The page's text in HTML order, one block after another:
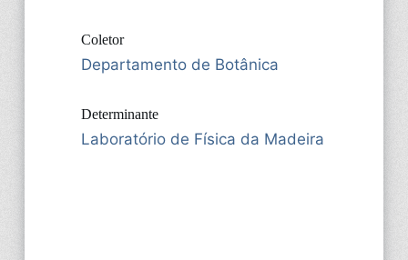
Coletor
Departamento de Botânica
Determinante
Laboratório de Física da Madeira